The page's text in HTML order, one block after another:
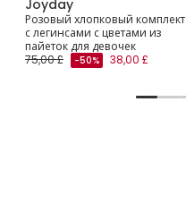
Joyday
Розовый хлопковый комплект
с легинсами с цветами из
пайеток для девочек
75,00 £
-50% 38,00 £